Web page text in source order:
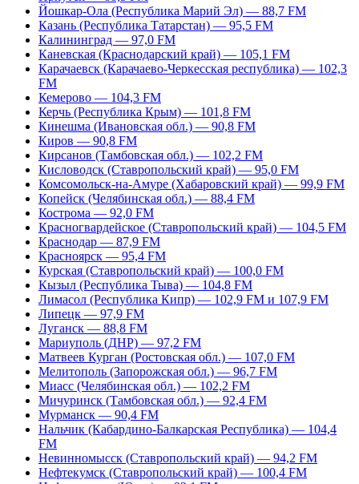
Йошкар-Ола (Республика Марий Эл) — 88,7 FM
Казань (Республика Татарстан) — 95,5 FM
Калининград — 97,0 FM
Каневская (Краснодарский край) — 105,1 FM
Карачаевск (Карачаево-Черкесская республика) — 102,3
FM
Кемерово — 104,3 FM
Керчь (Республика Крым) — 101,8 FM
Кинешма (Ивановская обл.) — 90,8 FM
Киров — 90,8 FM
Кирсанов (Тамбовская обл.) — 102,2 FM
Кисловодск (Ставропольский край) — 95,0 FM
Комсомольск-на-Амуре (Хабаровский край) — 99,9 FM
Копейск (Челябинская обл.) — 88,4 FM
Кострома — 92,0 FM
Красногвардейское (Ставропольский край) — 104,5 FM
Краснодар — 87,9 FM
Красноярск — 95,4 FM
Курская (Ставропольский край) — 100,0 FM
Кызыл (Республика Тыва) — 104,8 FM
Лимасол (Республика Кипр) — 102,9 FM и 107,9 FM
Липецк — 97,9 FM
Луганск — 88,8 FM
Мариуполь (ДНР) — 97,2 FM
Матвеев Курган (Ростовская обл.) — 107,0 FM
Мелитополь (Запорожская обл.) — 96,7 FM
Миасс (Челябинская обл.) — 102,2 FM
Мичуринск (Тамбовская обл.) — 92,4 FM
Мурманск — 90,4 FM
Нальчик (Кабардино-Балкарская Республика) — 104,4
FM
Невинномысск (Ставропольский край) — 94,2 FM
Нефтекумск (Ставропольский край) — 100,4 FM